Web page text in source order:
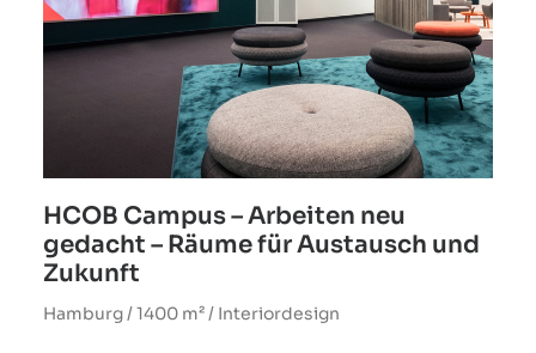
HCOB Campus – Arbeiten neu
gedacht – Räume für Austausch und
Zukunft
Hamburg / 1400 m² / Interiordesign